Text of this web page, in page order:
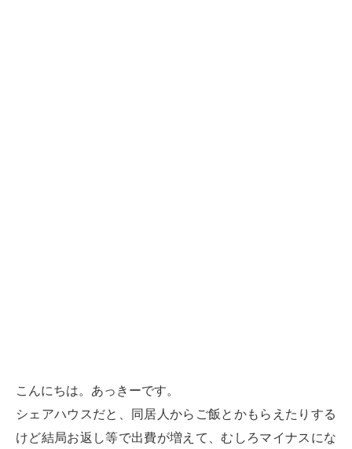
こんにちは。あっきーです。
シェアハウスだと、同居人からご飯とかもらえたりする
けど結局お返し等で出費が増えて、むしろマイナスにな